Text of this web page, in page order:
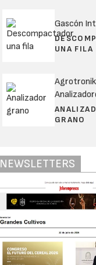
Gascón
UNA FILA
Agrotronik
GRANO
NEWSLETTERS